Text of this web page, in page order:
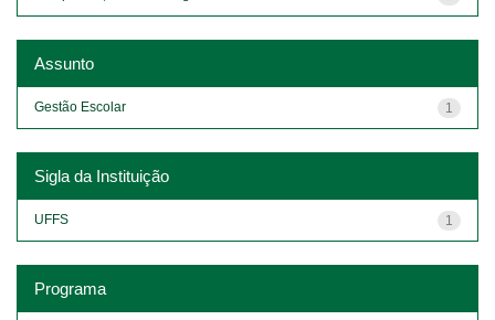
Assunto
1
Gestão Escolar
Sigla da Instituição
1
UFFS
Programa